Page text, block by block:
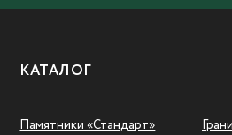
КАТАЛОГ
Памятники «Стандарт»